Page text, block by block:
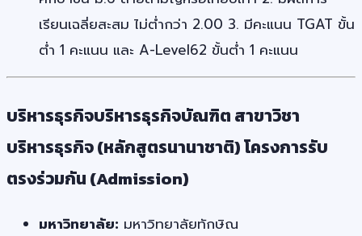
เรียนเฉลี่ยสะสม ไม่ต่ำกว่า 2.00 3. มีคะแนน TGAT ขั้น
ต่ำ 1 คะแนน และ A-Level62 ขั้นต่ำ 1 คะแนน
บริหารธุรกิจบริหารธุรกิจบัณฑิต สาขาวิชา
บริหารธุรกิจ (หลักสูตรนานาชาติ) โครงการรับ
ตรงร่วมกัน (Admission)
มหาวิทยาลัย: มหาวิทยาลัยทักษิณ